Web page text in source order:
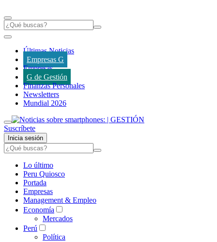
Últimas Noticias
Empresas G
Empresas
G de Gestión
Finanzas Personales
Newsletters
Mundial 2026
Suscríbete
Inicia sesión
Lo último
Peru Quiosco
Portada
Empresas
Management & Empleo
Economía
Mercados
Perú
Política